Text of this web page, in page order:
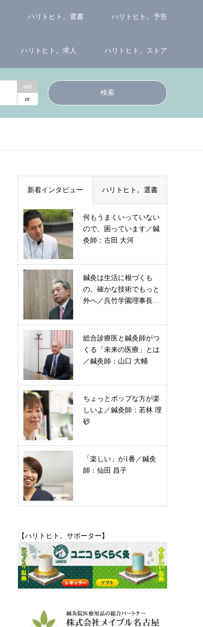
ハリトヒト。選書 ハリトヒト。予告
ハリトヒト。求人 ハリトヒト。ストア
and
or
新着インタビュー ハリトヒト。選書
何もうまくいっていない
ので、困っています／鍼
灸師：古田 大河
鍼灸は生活に根づくも
の。確かな技術でもっと
外へ／呉竹学園理事長…
総合診療医と鍼灸師がつ
くる「未来の医療」とは
／鍼灸師：山口 大輔
ちょっとポップな方が楽
しいよ／鍼灸師：若林 理
砂
「楽しい」が1番／鍼灸
師：仙田 昌子
【ハリトヒト。サポーター】